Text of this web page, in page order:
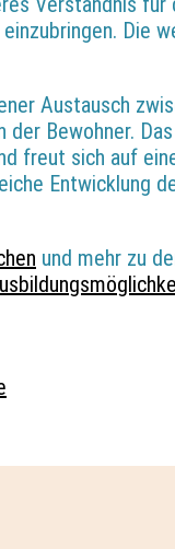
Die
Austausch
Bewohner.
freut sich auf
Entwicklung
und mehr zu